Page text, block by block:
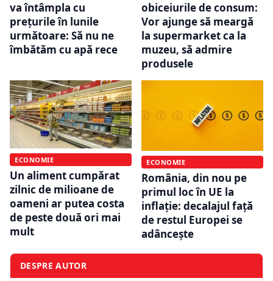
va întâmpla cu
prețurile în lunile
următoare: Să nu ne
îmbătăm cu apă rece
obiceiurile de consum:
Vor ajunge să meargă
la supermarket ca la
muzeu, să admire
produsele
ECONOMIE
Un aliment cumpărat
zilnic de milioane de
oameni ar putea costa
de peste două ori mai
mult
ECONOMIE
România, din nou pe
primul loc în UE la
inflație: decalajul față
de restul Europei se
adâncește
DESPRE AUTOR